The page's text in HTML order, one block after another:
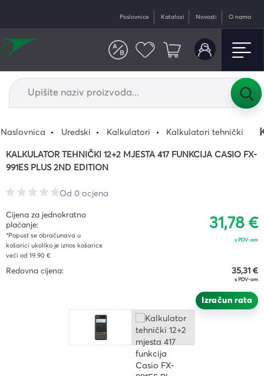
Poslovnice Katalozi Novosti O nama
Naslovnica Uredski Kalkulatori Kalkulatori tehnički
KALKULATOR TEHNIČKI 12+2 MJESTA 417 FUNKCIJA CASIO FX-
991ES PLUS 2ND EDITION
Od 0 ocjena
Cijena za jednokratno
plaćanje:
*Popust se obračunava u
košarici ukoliko je iznos košarice
veći od 19.90 €
31,78 €
s PDV-om
Redovna cijena: 35,31 €
s PDV-om
Izračun rata